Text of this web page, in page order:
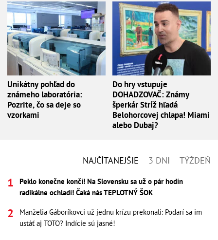
Unikátny pohľad do
známeho laboratória:
Pozrite, čo sa deje so
vzorkami
Do hry vstupuje
DOHADZOVAČ: Známy
šperkár Stríž hľadá
Belohorcovej chlapa! Miami
alebo Dubaj?
NAJČÍTANEJŠIE 3 DNI TÝŽDEŇ
Peklo konečne končí! Na Slovensku sa už o pár hodín
radikálne ochladí! Čaká nás TEPLOTNÝ ŠOK
Manželia Gáboríkovci už jednu krízu prekonali: Podarí sa im
ustáť aj TOTO? Indície sú jasné!